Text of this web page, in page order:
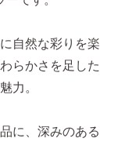
す
自然な彩りを楽
らかさを足した
力。
に、深みのある